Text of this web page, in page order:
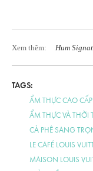
Xem thêm:
Hum
TAGS:
ẨM THỰC CAO CẤP
ẨM THỰC VÀ THỜI
CÀ PHÊ SANG
LE CAFÉ LOUIS
MAISON LOUIS